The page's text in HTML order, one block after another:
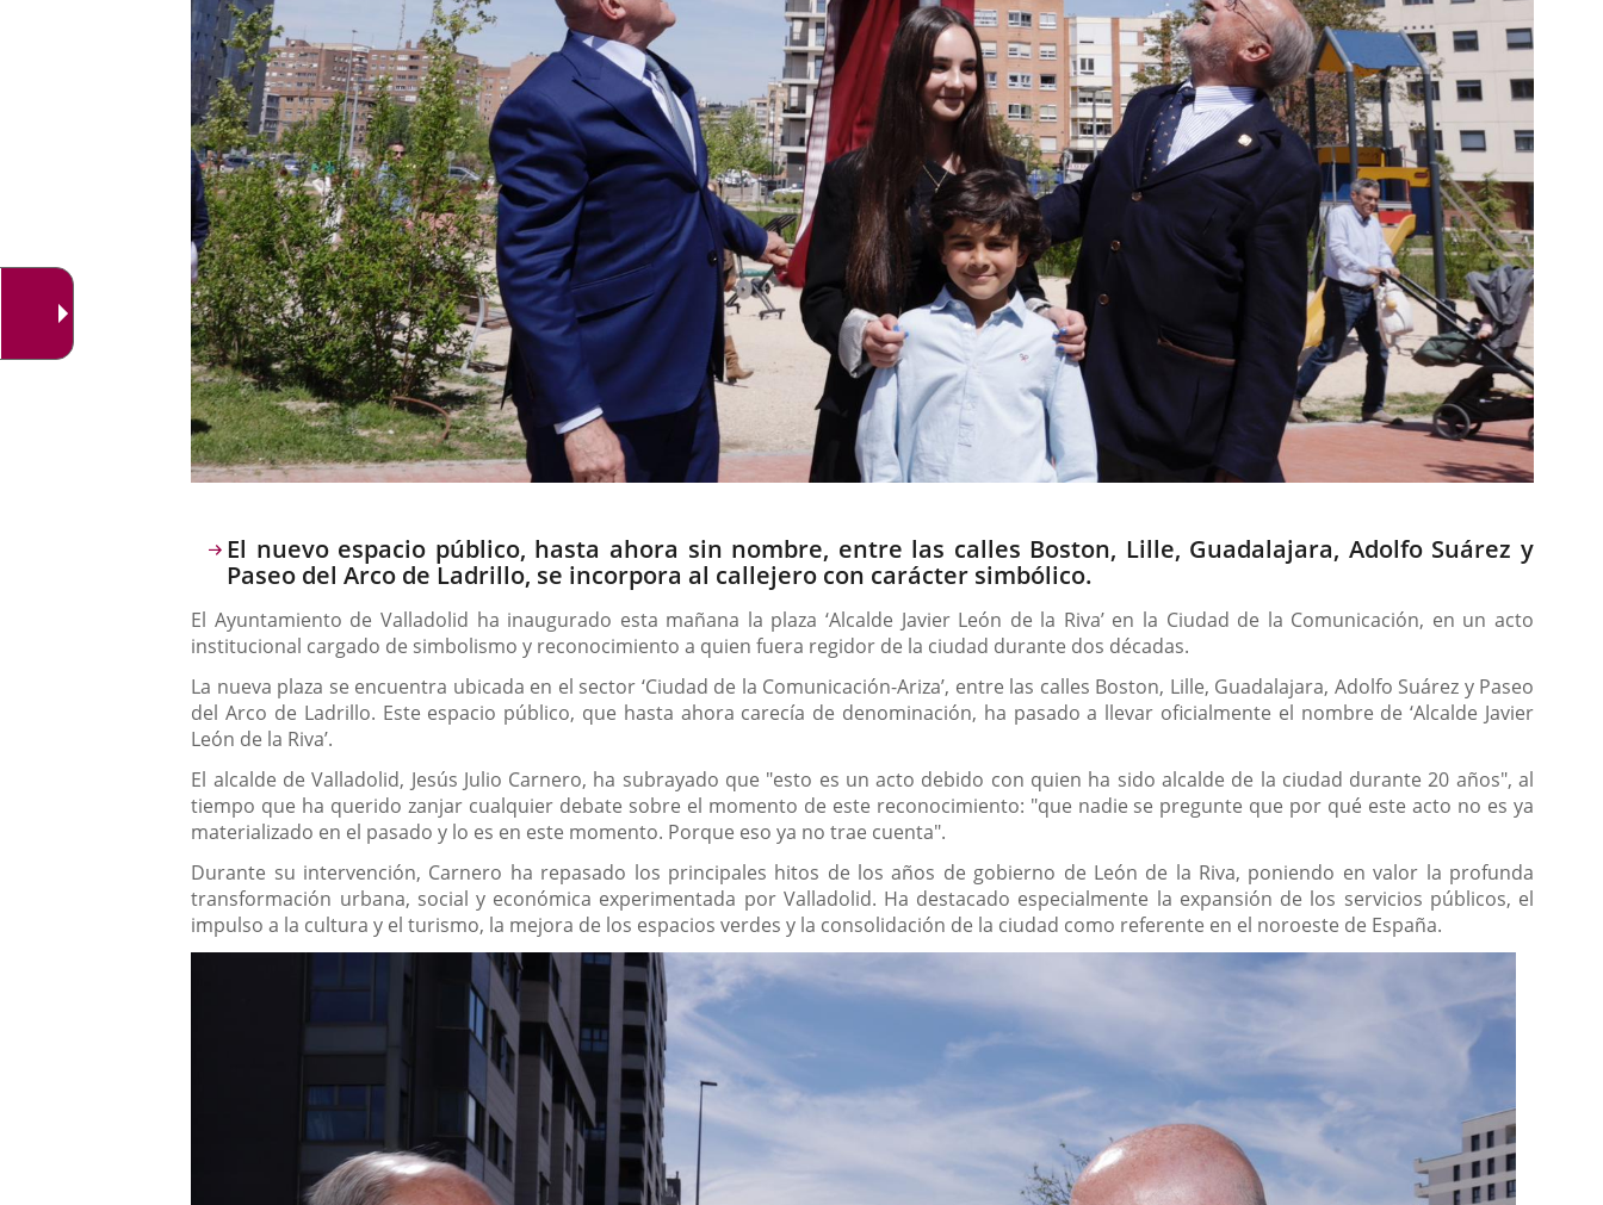
Descripción
El nuevo espacio público, hasta ahora sin nombre, entre las calles Boston, Lille, Guadalajara, Adolfo Suárez y
Paseo del Arco de Ladrillo, se incorpora al callejero con carácter simbólico.
El Ayuntamiento de Valladolid ha inaugurado esta mañana la plaza ‘Alcalde Javier León de la Riva’ en la Ciudad de la Comunicación, en un acto
institucional cargado de simbolismo y reconocimiento a quien fuera regidor de la ciudad durante dos décadas.
La nueva plaza se encuentra ubicada en el sector ‘Ciudad de la Comunicación-Ariza’, entre las calles Boston, Lille, Guadalajara, Adolfo Suárez y Paseo
del Arco de Ladrillo. Este espacio público, que hasta ahora carecía de denominación, ha pasado a llevar oficialmente el nombre de ‘Alcalde Javier
León de la Riva’.
El alcalde de Valladolid, Jesús Julio Carnero, ha subrayado que "esto es un acto debido con quien ha sido alcalde de la ciudad durante 20 años", al
tiempo que ha querido zanjar cualquier debate sobre el momento de este reconocimiento: "que nadie se pregunte que por qué este acto no es ya
materializado en el pasado y lo es en este momento. Porque eso ya no trae cuenta".
Durante su intervención, Carnero ha repasado los principales hitos de los años de gobierno de León de la Riva, poniendo en valor la profunda
transformación urbana, social y económica experimentada por Valladolid. Ha destacado especialmente la expansión de los servicios públicos, el
impulso a la cultura y el turismo, la mejora de los espacios verdes y la consolidación de la ciudad como referente en el noroeste de España.